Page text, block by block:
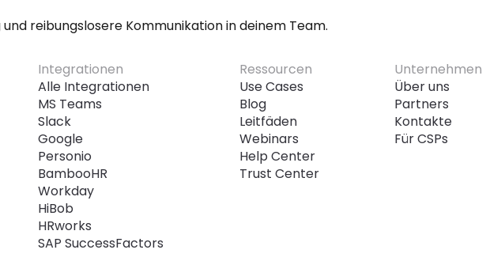
reibungslosere Kommunikation in deinem Team.
Integrationen
Alle Integrationen
MS Teams
Slack
Google
Personio
BambooHR
Workday
HiBob
HRworks
SAP SuccessFactors
Ressourcen
Use Cases
Blog
Leitfäden
Webinars
Help Center
Trust Center
Unternehmen
Über uns
Partners
Kontakte
Für CSPs